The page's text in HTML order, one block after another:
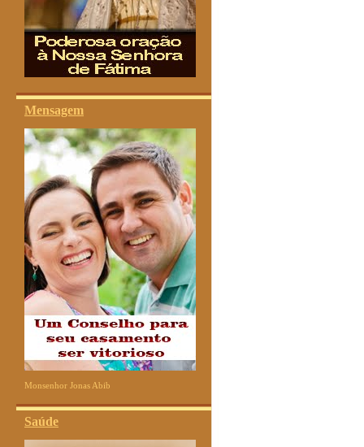
Mensagem
Monsenhor Jonas Abib
Saúde